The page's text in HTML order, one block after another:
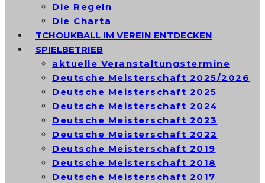
Die Regeln
Die Charta
TCHOUKBALL IM VEREIN ENTDECKEN
SPIELBETRIEB
aktuelle Veranstaltungstermine
Deutsche Meisterschaft 2025/2026
Deutsche Meisterschaft 2025
Deutsche Meisterschaft 2024
Deutsche Meisterschaft 2023
Deutsche Meisterschaft 2022
Deutsche Meisterschaft 2019
Deutsche Meisterschaft 2018
Deutsche Meisterschaft 2017